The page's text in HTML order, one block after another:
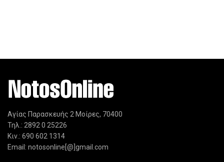
Αγίας Παρασκευής 2 Μοίρες, 70400
Τηλ.: 2892 0 25226
Κιν.: 690 602 1314
Email: notosonline[@]gmail.com